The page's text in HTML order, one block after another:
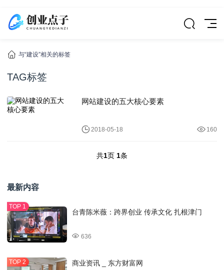
与“建设”相关的标签
TAG标签
网站建设的五大核心要素
2018-05-18 160
共1页 1条
最新内容
台青陈米薇：跨界创业 传承文化 扎根津门
636
商业资讯 _ 东方财富网